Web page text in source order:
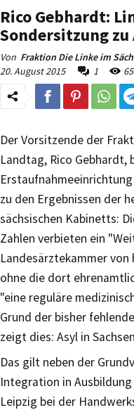
Rico Gebhardt:
Sondersitzung zu
Von Fraktion Die Linke im
20. August 2015
1 65
Der Vorsitzende der
Landtag, Rico Gebhardt,
zu den Ergebnissen der
sächsischen Kabinetts:
Zahlen verbieten ein
Landesärztekammer
ohne die dort
"eine reguläre
Grund der bisher
zeigt dies: Asyl in
Das gilt neben der
Integration in
Leipzig bei der